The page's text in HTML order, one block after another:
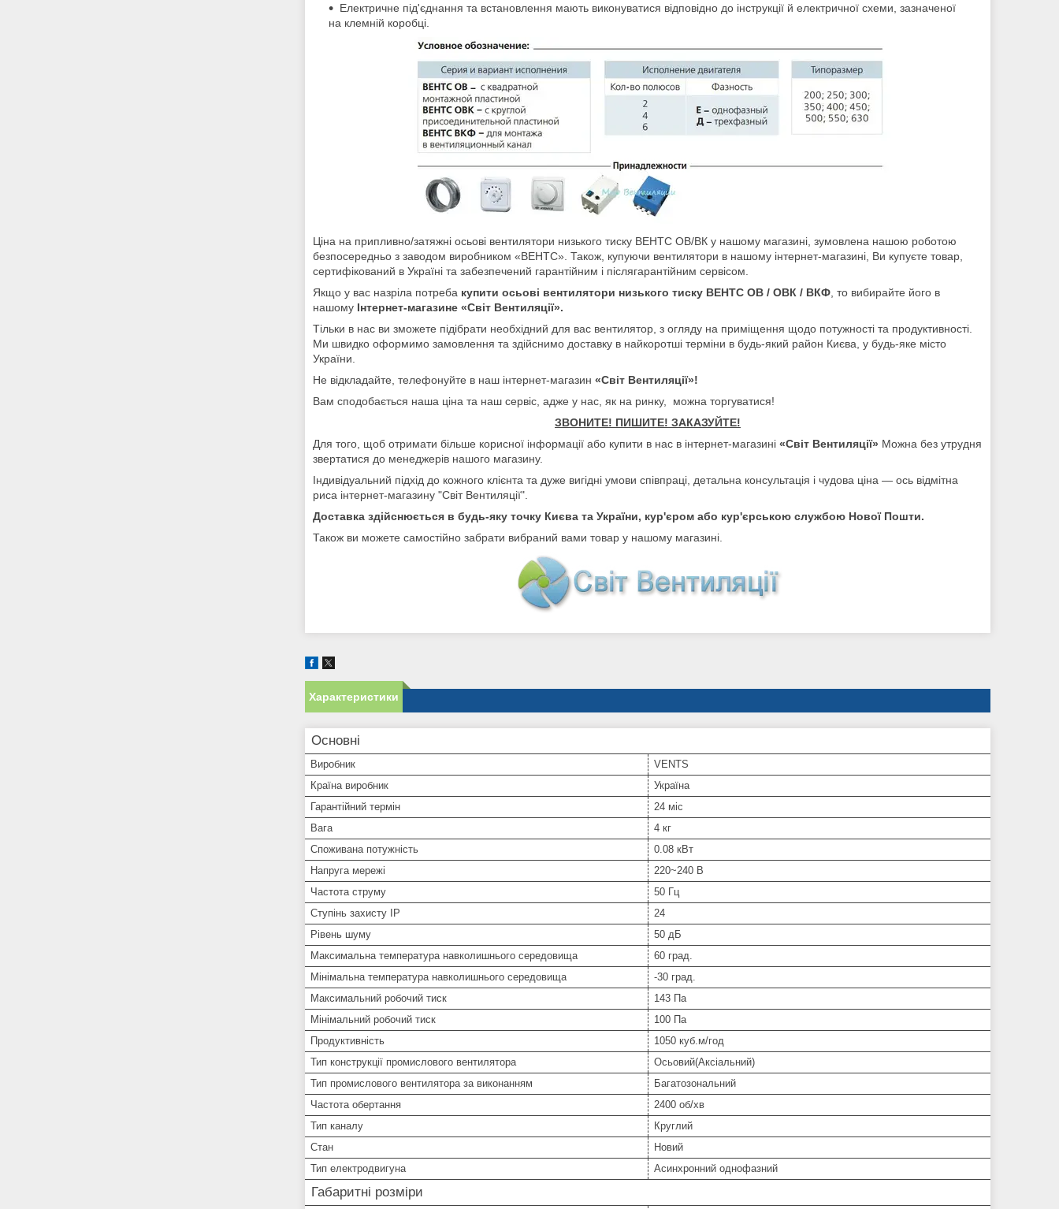
Електричне під'єднання та встановлення мають виконуватися відповідно до інструкції й електричної схеми, зазначеної
на клемній коробці.
Ціна на припливно/затяжні осьові вентилятори низького тиску ВЕНТС ОВ/ВК у нашому магазині, зумовлена нашою роботою
безпосередньо з заводом виробником «ВЕНТС». Також, купуючи вентилятори в нашому інтернет-магазині, Ви купуєте товар,
сертифікований в Україні та забезпечений гарантійним і післягарантійним сервісом.
Якщо у вас назріла потреба купити осьові вентилятори низького тиску ВЕНТС ОВ / ОВК / ВКФ , то вибирайте його в
нашому Інтернет-магазине «Світ Вентиляції».
Тільки в нас ви зможете підібрати необхідний для вас вентилятор, з огляду на приміщення щодо потужності та продуктивності.
Ми швидко оформимо замовлення та здійснимо доставку в найкоротші терміни в будь-який район Києва, у будь-яке місто
України.
Не відкладайте, телефонуйте в наш інтернет-магазин «Світ Вентиляції»!
Вам сподобається наша ціна та наш сервіс, адже у нас, як на ринку, можна торгуватися!
ЗВОНИТЕ! ПИШИТЕ! ЗАКАЗУЙТЕ!
Для того, щоб отримати більше корисної інформації або купити в нас в інтернет-магазині «Світ Вентиляції» Можна без утрудня
звертатися до менеджерів нашого магазину.
Індивідуальний підхід до кожного клієнта та дуже вигідні умови співпраці, детальна консультація і чудова ціна — ось відмітна
риса інтернет-магазину "Світ Вентиляції".
Доставка здійснюється в будь-яку точку Києва та України, кур'єром або кур'єрською службою Нової Пошти.
Також ви можете самостійно забрати вибраний вами товар у нашому магазині.
Характеристики
Основні
Виробник
VENTS
Країна виробник
Україна
Гарантійний термін
24 міс
Вага
4 кг
Споживана потужність
0.08 кВт
Напруга мережі
220~240 В
Частота струму
50 Гц
Ступінь захисту IP
24
Рівень шуму
50 дБ
Максимальна температура навколишнього середовища
60 град.
Мінімальна температура навколишнього середовища
-30 град.
Максимальний робочий тиск
143 Па
Мінімальний робочий тиск
100 Па
Продуктивність
1050 куб.м/год
Тип конструкції промислового вентилятора
Осьовий(Аксіальний)
Тип промислового вентилятора за виконанням
Багатозональний
Частота обертання
2400 об/хв
Тип каналу
Круглий
Стан
Новий
Тип електродвигуна
Асинхронний однофазний
Габаритні розміри